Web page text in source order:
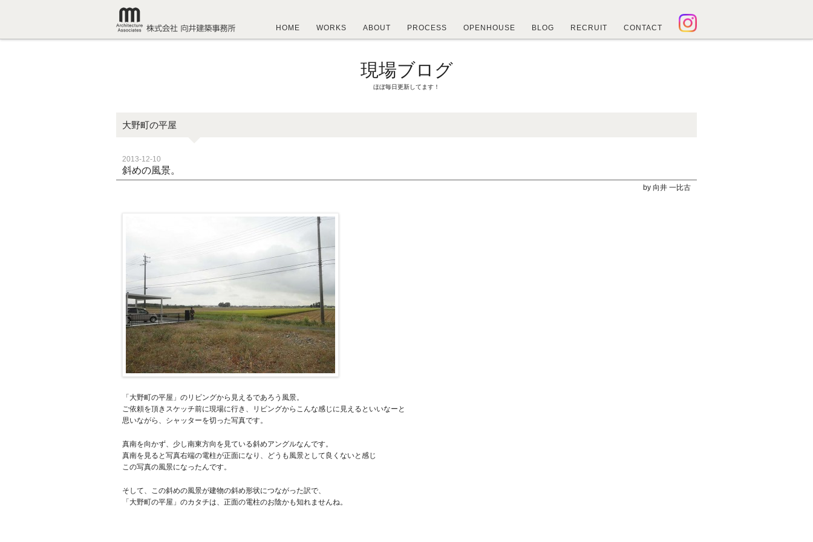
HOME WORKS ABOUT PROCESS OPENHOUSE BLOG RECRUIT CONTACT
現場ブログ
ほぼ毎日更新してます！
大野町の平屋
2013-12-10
斜めの風景。
by 向井 一比古
「大野町の平屋」のリビングから見えるであろう風景。
ご依頼を頂きスケッチ前に現場に行き、リビングからこんな感じに見えるといいなーと
思いながら、シャッターを切った写真です。
真南を向かず、少し南東方向を見ている斜めアングルなんです。
真南を見ると写真右端の電柱が正面になり、どうも風景として良くないと感じ
この写真の風景になったんです。
そして、この斜めの風景が建物の斜め形状につながった訳で、
「大野町の平屋」のカタチは、正面の電柱のお陰かも知れませんね。